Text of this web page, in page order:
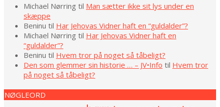
Michael Nørring til Man sætter ikke sit lys under en
skæppe
Beninu til Har Jehovas Vidner haft en “guldalder”?
Michael Nørring til Har Jehovas Vidner haft en
“guldalder”?
Beninu til Hvem tror på noget så tåbeligt?
Den som glemmer sin historie … – JV•Info til Hvem tror
på noget så tåbeligt?
NØGLEORD